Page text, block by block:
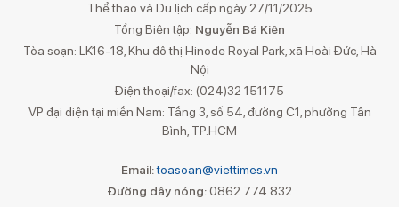
Thể thao và Du lịch cấp ngày 27/11/2025
Tổng Biên tập: Nguyễn Bá Kiên
Tòa soạn: LK16-18, Khu đô thị Hinode Royal Park, xã Hoài Đức, Hà
Nội
Điện thoại/fax: (024)32 151175
VP đại diện tại miền Nam: Tầng 3, số 54, đường C1, phường Tân
Bình, TP.HCM
Email:toasoan@viettimes.vn
Đường dây nóng: 0862 774 832